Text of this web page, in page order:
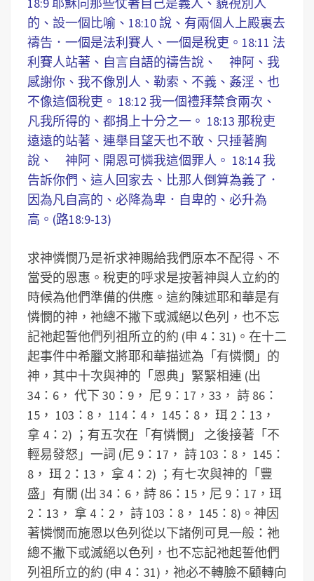
的、設一個比喻、18:10 說、有兩個人上殿裏去
禱告．一個是法利賽人、一個是稅吏。18:11 法
利賽人站著、自言自語的禱告說、 神阿、我
感謝你、我不像別人、勒索、不義、姦淫、也
不像這個稅吏。 18:12 我一個禮拜禁食兩次、
凡我所得的、都捐上十分之一。 18:13 那稅吏
遠遠的站著、連舉目望天也不敢、只捶著胸
說、 神阿、開恩可憐我這個罪人。 18:14 我
告訴你們、這人回家去、比那人倒算為義了．
因為凡自高的、必降為卑．自卑的、必升為
高。(路18:9-13)
求神憐憫乃是祈求神賜給我們原本不配得、不
當受的恩惠。稅吏的呼求是按著神與人立約的
時候為他們準備的供應。這約陳述耶和華是有
憐憫的神，祂總不撇下或滅絕以色列，也不忘
記祂起誓他們列祖所立的約 (申 4：31)。在十二
起事件中希臘文將耶和華描述為「有憐憫」的
神，其中十次與神的「恩典」緊緊相連 (出
34：6， 代下 30：9， 尼 9：17，33， 詩 86：
15， 103：8， 114：4， 145：8， 珥 2：13，
拿 4：2) ；有五次在「有憐憫」 之後接著「不
輕易發怒」一詞 (尼 9：17， 詩 103：8， 145：
8， 珥 2：13， 拿 4：2) ；有七次與神的「豐
盛」有關 (出 34：6，詩 86：15，尼 9：17，珥
2：13， 拿 4：2， 詩 103：8， 145：8)。神因
著憐憫而施恩以色列從以下諸例可見一般：祂
總不撇下或滅絕以色列，也不忘記祂起誓他們
列祖所立的約 (申 4：31)，祂必不轉臉不顧轉向